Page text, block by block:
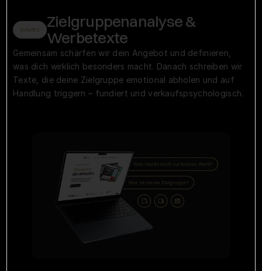
Schritt 2
Zielgruppenanalyse &
Werbetexte
Gemeinsam schärfen wir dein Angebot und definieren,
was dich wirklich besonders macht. Danach schreiben wir
Texte, die deine Zielgruppe emotional abholen und auf
Handlung triggern – fundiert und verkaufspsychologisch.